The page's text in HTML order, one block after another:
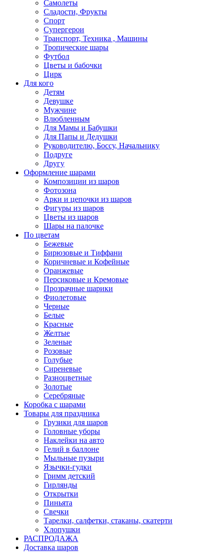
Самолеты
Сладости, Фрукты
Спорт
Супергерои
Транспорт, Техника , Машины
Тропические шары
Футбол
Цветы и бабочки
Цирк
Для кого
Детям
Девушке
Мужчине
Влюбленным
Для Мамы и Бабушки
Для Папы и Дедушки
Руководителю, Боссу, Начальнику
Подруге
Другу
Оформление шарами
Композиции из шаров
Фотозона
Арки и цепочки из шаров
Фигуры из шаров
Цветы из шаров
Шары на палочке
По цветам
Бежевые
Бирюзовые и Тиффани
Коричневые и Кофейные
Оранжевые
Персиковые и Кремовые
Прозрачные шарики
Фиолетовые
Черные
Белые
Красные
Желтые
Зеленые
Розовые
Голубые
Сиреневые
Разноцветные
Золотые
Серебряные
Коробка с шарами
Товары для праздника
Грузики для шаров
Головные уборы
Наклейки на авто
Гелий в баллоне
Мыльные пузыри
Язычки-гудки
Гримм детский
Гирлянды
Открытки
Пиньята
Свечки
Тарелки, салфетки, стаканы, скатерти
Хлопушки
РАСПРОДАЖА
Доставка шаров